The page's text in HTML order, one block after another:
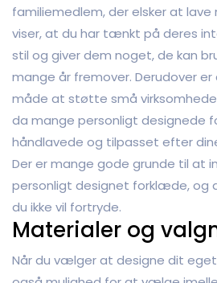
familiemedlem, der elsker at lave
viser, at du har tænkt på deres
stil og giver dem noget, de kan
mange år fremover. Derudover
måde at støtte små
da mange personligt designede
håndlavede og tilpasset efter
Der er mange gode grunde til at
personligt designet forklæde, og
du ikke vil fortryde.
Materialer og
Når du vælger at designe dit